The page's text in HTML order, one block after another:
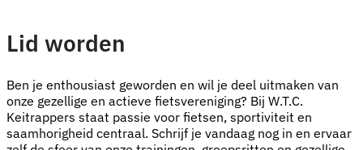
Lid worden
Ben je enthousiast geworden en wil je deel uitmaken van
onze gezellige en actieve fietsvereniging? Bij W.T.C.
Keitrappers staat passie voor fietsen, sportiviteit en
saamhorigheid centraal. Schrijf je vandaag nog in en ervaar